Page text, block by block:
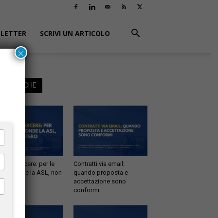
SCRIVI UN ARTICOLO
ANCHE
in carcere: per le
risponde la ASL, non
Contratti via email:
quando proposta e
accettazione sono
conformi
×